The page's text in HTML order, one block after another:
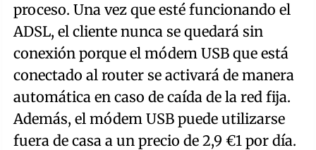
proceso. Una vez que esté funcionando el
ADSL, el cliente nunca se quedará sin
conexión porque el módem USB que está
conectado al router se activará de manera
automática en caso de caída de la red fija.
Además, el módem USB puede utilizarse
fuera de casa a un precio de 2,9 €1 por día.